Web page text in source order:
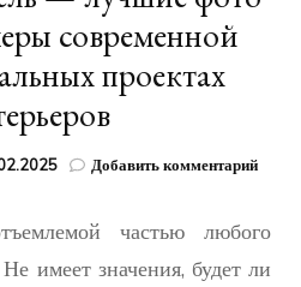
современной
проектах
Добавить комментарийк
частью любого
имеет значения, будет ли